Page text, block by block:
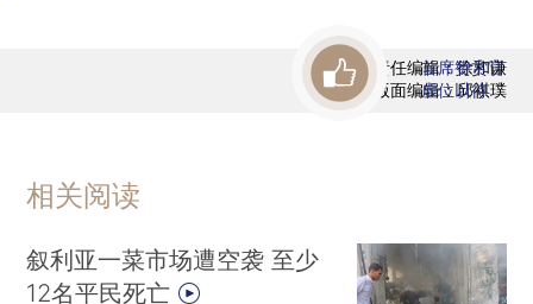
责任编辑：徐和谦
版面编辑：邱祺璞
首席赞赏官
虚位以待
相关阅读
叙利亚一菜市场遭空袭 至少
12名平民死亡